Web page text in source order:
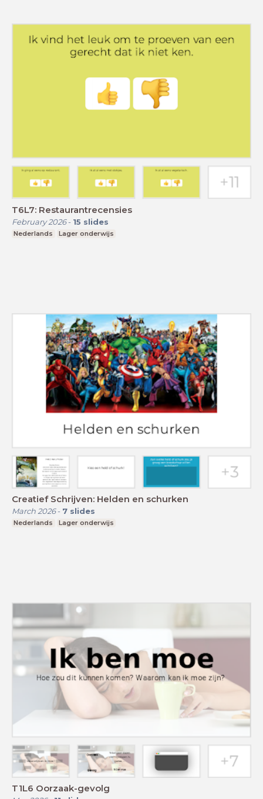
T6L7: Restaurantrecensies
February 2026- 15 slides
Nederlands Lager onderwijs
Creatief Schrijven: Helden en schurken
March 2026- 7 slides
Nederlands Lager onderwijs
T1L6 Oorzaak-gevolg